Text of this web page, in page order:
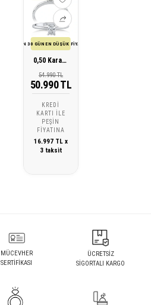
SON 30 GÜN EN DÜŞÜK FİYATI
0,50 Karat Oval Tektaş Pırlanta Yüzük
54.990 TL
50.990 TL
KREDI
KARTI ILE
PEŞIN
FIYATINA
16.997 TL x
3 taksit
MÜCEVHER
SERTİFİKASI
ÜCRETSİZ
SİGORTALI KARGO